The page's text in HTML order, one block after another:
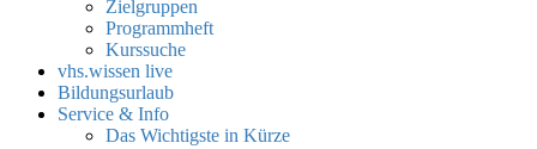
Zielgruppen
Programmheft
Kurssuche
vhs.wissen live
Bildungsurlaub
Service & Info
Das Wichtigste in Kürze